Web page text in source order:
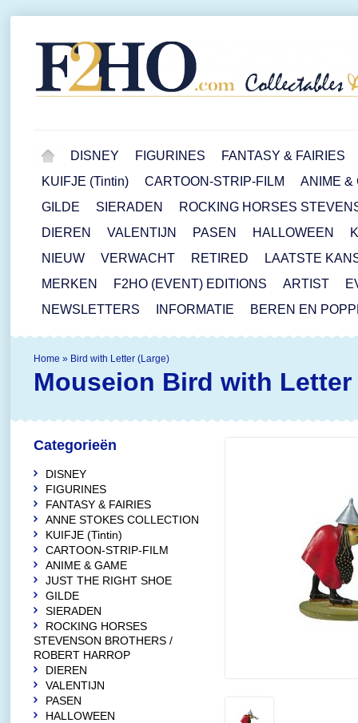
DISNEY FIGURINES
FANTASY & FAIRIES
KUIFJE (Tintin)
CARTOON-STRIP-FILM
ANIME &
GILDE
SIERADEN
ROCKING HORSES
DIEREN
VALENTIJN PASEN HALLOWEEN
NIEUW
VERWACHT RETIRED
LAATSTE
MERKEN
F2HO (EVENT) EDITIONS ARTIST
NEWSLETTERS
INFORMATIE BEREN EN
Home » Bird with Letter (Large)
Mouseion Bird with Letter
Categorieën
DISNEY
FIGURINES
FANTASY & FAIRIES
ANNE STOKES COLLECTION
KUIFJE (Tintin)
CARTOON-STRIP-FILM
ANIME & GAME
JUST THE RIGHT SHOE
GILDE
SIERADEN
ROCKING HORSES
STEVENSON BROTHERS /
ROBERT HARROP
DIEREN
VALENTIJN
PASEN
HALLOWEEN